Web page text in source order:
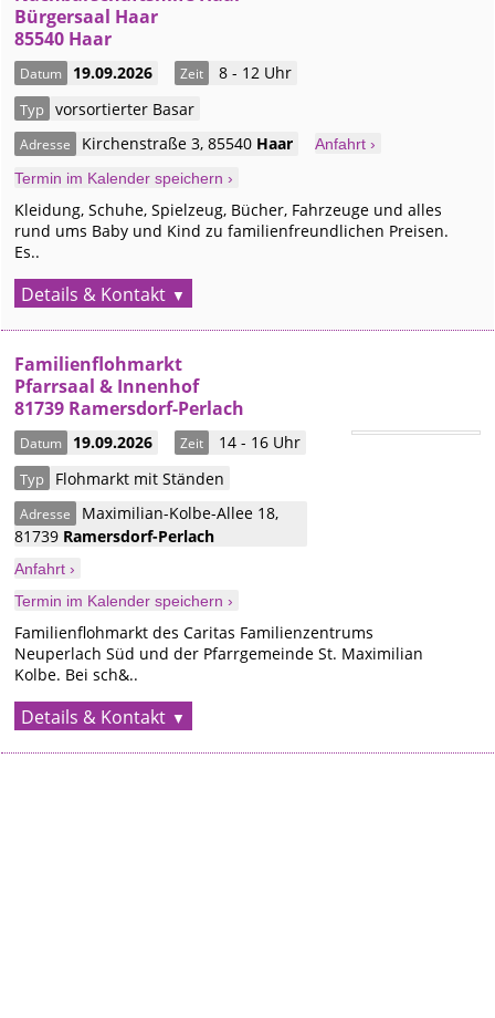
Bürgersaal Haar
85540 Haar
Datum 19.09.2026 Zeit 8 - 12 Uhr
Typ vorsortierter Basar
Adresse Kirchenstraße 3,85540 Haar
Anfahrt ›
Termin im Kalender speichern ›
Kleidung, Schuhe, Spielzeug, Bücher, Fahrzeuge und alles
rund ums Baby und Kind zu familienfreundlichen Preisen.
Es..
Details & Kontakt
Familienflohmarkt
Pfarrsaal & Innenhof
81739 Ramersdorf-Perlach
Datum 19.09.2026 Zeit 14 - 16 Uhr
Typ Flohmarkt mit Ständen
Adresse Maximilian-Kolbe-Allee 18,
81739 Ramersdorf-Perlach
Anfahrt ›
Termin im Kalender speichern ›
Familienflohmarkt des Caritas Familienzentrums
Neuperlach Süd und der Pfarrgemeinde St. Maximilian
Kolbe. Bei sch&..
Details & Kontakt